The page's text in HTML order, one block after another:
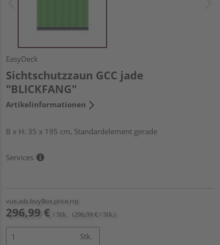
EasyDeck
Sichtschutzzaun GCC jade
"BLICKFANG"
Artikelinformationen
B x H: 35 x 195 cm, Standardelement gerade
Services
vue.ads.buyBox.price.rrp
296,99 € / Stk. (296,99 € / Stk.)
Stk.